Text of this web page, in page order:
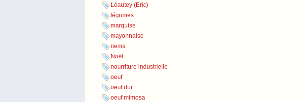
Léautey (Eric)
légumes
marquise
mayonnaise
nems
Noël
nourriture industrielle
oeuf
oeuf dur
oeuf mimosa